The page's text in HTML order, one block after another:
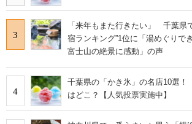
3
「来年もまた行きたい」 千葉県
宿ランキング”1位に「湯めぐりで
富士山の絶景に感動」の声
4
千葉県の「かき氷」の名店10選
はどこ？【人気投票実施中】